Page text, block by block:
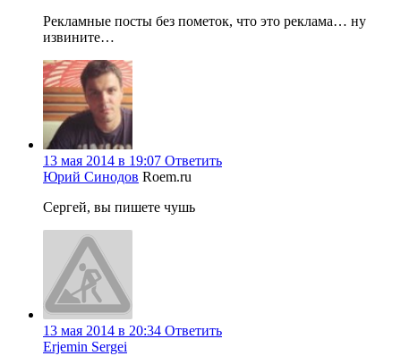
Рекламные посты без пометок, что это реклама… ну
извините…
13 мая 2014 в 19:07 Ответить
Юрий Синодов Roem.ru
Сергей, вы пишете чушь
13 мая 2014 в 20:34 Ответить
Erjemin Sergei